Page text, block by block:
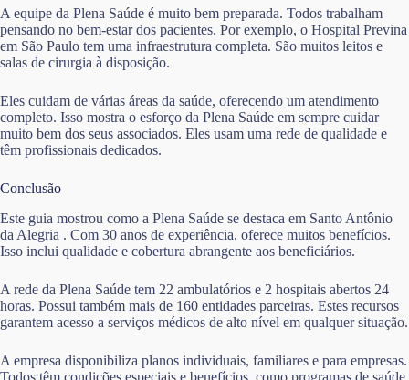
A equipe da Plena Saúde é muito bem preparada. Todos trabalham
pensando no bem-estar dos pacientes. Por exemplo, o Hospital Previna
em São Paulo tem uma infraestrutura completa. São muitos leitos e
salas de cirurgia à disposição.
Eles cuidam de várias áreas da saúde, oferecendo um atendimento
completo. Isso mostra o esforço da Plena Saúde em sempre cuidar
muito bem dos seus associados. Eles usam uma rede de qualidade e
têm profissionais dedicados.
Conclusão
Este guia mostrou como a Plena Saúde se destaca em Santo Antônio
da Alegria . Com 30 anos de experiência, oferece muitos benefícios.
Isso inclui qualidade e cobertura abrangente aos beneficiários.
A rede da Plena Saúde tem 22 ambulatórios e 2 hospitais abertos 24
horas. Possui também mais de 160 entidades parceiras. Estes recursos
garantem acesso a serviços médicos de alto nível em qualquer situação.
A empresa disponibiliza planos individuais, familiares e para empresas.
Todos têm condições especiais e benefícios, como programas de saúde